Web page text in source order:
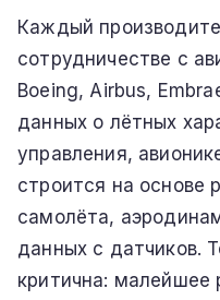
Каждый
сотрудничестве с
Boeing, Airbus,
данных о лётных
управления,
строится на основе
самолёта,
данных с датчиков.
критична: малейшее